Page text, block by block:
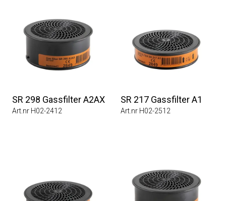
SR 298 Gassfilter A2AX
Art.nr H02-2412
SR 217 Gassfilter A1
Art.nr H02-2512